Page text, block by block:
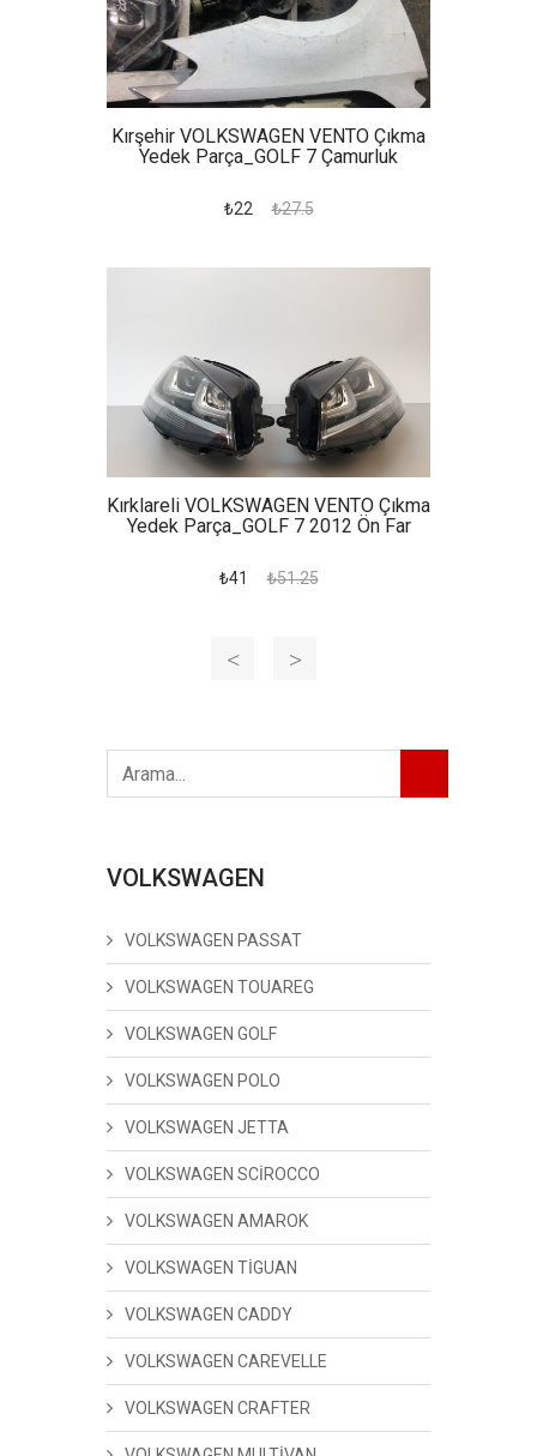
Kırşehir VOLKSWAGEN VENTO Çıkma
Yedek Parça_GOLF 7 Çamurluk
₺22 ₺27.5
Kırklareli VOLKSWAGEN VENTO Çıkma
Yedek Parça_GOLF 7 2012 Ön Far
₺41 ₺51.25
VOLKSWAGEN
VOLKSWAGEN PASSAT
VOLKSWAGEN TOUAREG
VOLKSWAGEN GOLF
VOLKSWAGEN POLO
VOLKSWAGEN JETTA
VOLKSWAGEN SCİROCCO
VOLKSWAGEN AMAROK
VOLKSWAGEN TİGUAN
VOLKSWAGEN CADDY
VOLKSWAGEN CAREVELLE
VOLKSWAGEN CRAFTER